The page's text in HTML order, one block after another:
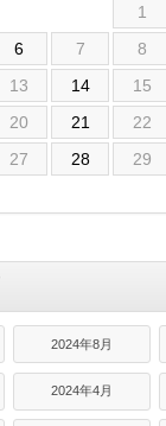
1
6 7 8
13 14 15
20 21 22
27 28 29
2024年8月
2024年4月